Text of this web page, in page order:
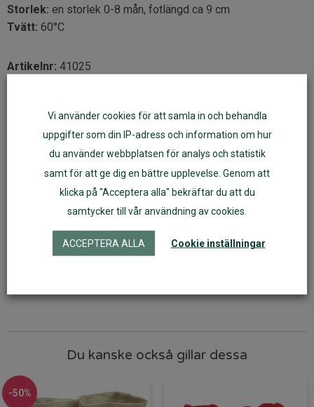
Storlek: en storlek 0-8 mån, fotlängd ca 9 cm
Tvätt: 60°C
Artikelnr: 41025
Fler varianter
Du kanske också gillar dessa
-50%
Vi använder cookies för att samla in och behandla
uppgifter som din IP-adress och information om hur
du använder webbplatsen för analys och statistik
samt för att ge dig en bättre upplevelse. Genom att
klicka på "Acceptera alla" bekräftar du att du
samtycker till vår användning av cookies.
ACCEPTERA ALLA Cookie inställningar